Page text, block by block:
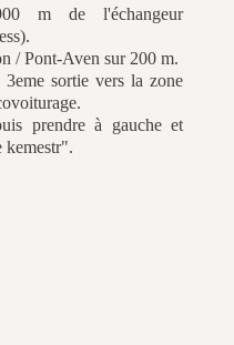
m de l'échangeur
/ Pont-Aven sur 200 m.
sortie vers la zone
prendre à gauche et
kemestr".